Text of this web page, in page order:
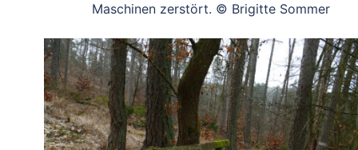
Maschinen zerstört. © Brigitte Sommer